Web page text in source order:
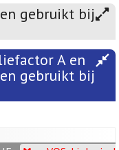
gebruikt bij
A en
gebruikt bij